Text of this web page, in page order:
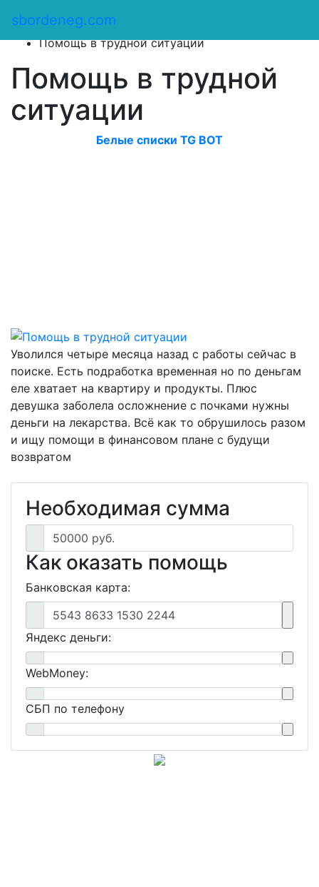
sbordeneg.com
Оказать помощь
Помощь в трудной ситуации
Помощь в трудной
ситуации
Белые списки TG BOT
Уволился четыре месяца назад с работы сейчас в
поиске. Есть подработка временная но по деньгам
еле хватает на квартиру и продукты. Плюс
девушка заболела осложнение с почками нужны
деньги на лекарства. Всё как то обрушилось разом
и ищу помощи в финансовом плане с будущи
возвратом
Необходимая сумма
50000 руб.
Как оказать помощь
Банковская карта:
5543 8633 1530 2244
Яндекс деньги:
WebMoney:
СБП по телефону